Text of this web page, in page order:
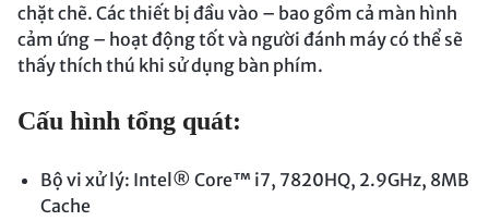
chặt chẽ. Các thiết bị đầu vào – bao gồm cả màn hình
cảm ứng – hoạt động tốt và người đánh máy có thể sẽ
thấy thích thú khi sử dụng bàn phím.
Cấu hình tổng quát:
Bộ vi xử lý: Intel® Core™ i7, 7820HQ, 2.9GHz, 8MB
Cache